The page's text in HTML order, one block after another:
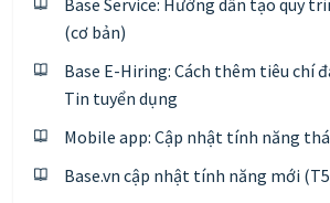
(cơ bản)
Base E-Hiring: Cách thêm tiêu chí
Tin tuyển dụng
Mobile app: Cập nhật tính năng
Base.vn cập nhật tính năng mới